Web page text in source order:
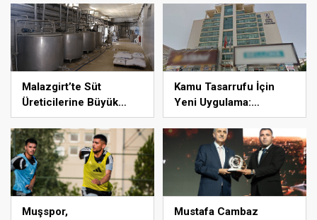
Malazgirt’te Süt
Üreticilerine Büyük
Destek: Süt Toplama
Merkezi 24 Ağustos’ta
Açılıyor
Kamu Tasarrufu İçin
Yeni Uygulama:
Gereksiz İlan
Giderlerine Son
Muşspor,
Mustafa Cambaz